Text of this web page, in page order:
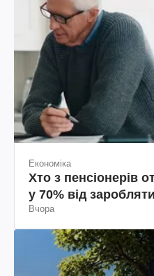
Економіка
Хто з пенсіонерів
у 70% від заробляти
Вчора